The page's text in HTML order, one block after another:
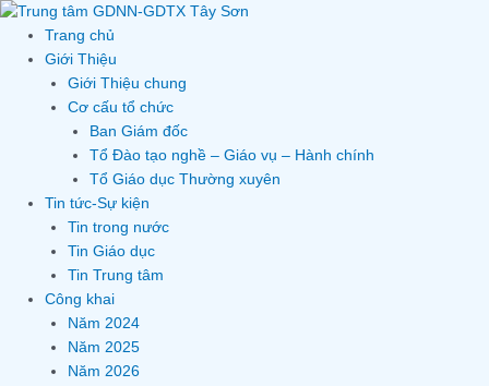
Skip
content
Trang chủ
Giới Thiệu
Giới Thiệu chung
Cơ cấu tổ chức
Ban Giám đốc
Tổ Đào tạo nghề – Giáo vụ – Hành chính
Tổ Giáo dục Thường xuyên
Tin tức-Sự kiện
Tin trong nước
Tin Giáo dục
Tin Trung tâm
Công khai
Năm 2024
Năm 2025
Năm 2026